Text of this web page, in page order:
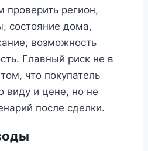
проверить регион,
состояние дома,
возможность
Главный риск не в
что покупатель
виду и цене, но не
после сделки.